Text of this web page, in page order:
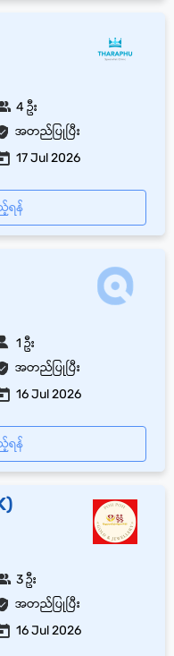
အတည်ပြုပြီး
4 ဦး
17 Jul 2026
ရန်
အတည်ပြုပြီး
1 ဦး
16 Jul 2026
ရန်
အတည်ပြုပြီး
3 ဦး
16 Jul 2026